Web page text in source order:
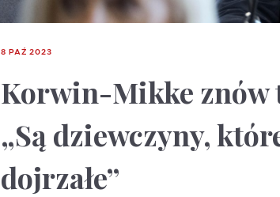
8 PAŹ 2023
Korwin-Mikke znów
„Są dziewczyny,
dojrzałe”